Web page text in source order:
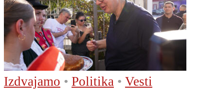
Izdvajamo • Politika • Vesti